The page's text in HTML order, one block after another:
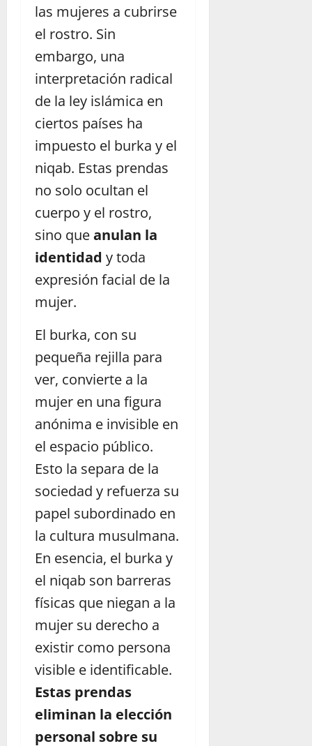
las mujeres a cubrirse
el rostro. Sin
embargo, una
interpretación radical
de la ley islámica en
ciertos países ha
impuesto el burka y el
niqab. Estas prendas
no solo ocultan el
cuerpo y el rostro,
sino queanulan la
identidad y toda
expresión facial de la
mujer.
El burka, con su
pequeña rejilla para
ver, convierte a la
mujer en una figura
anónima e invisible en
el espacio público.
Esto la separa de la
sociedad y refuerza su
papel subordinado en
la cultura musulmana.
En esencia, el burka y
el niqab son barreras
físicas que niegan a la
mujer su derecho a
existir como persona
visible e identificable.
Estas prendas
eliminan la elección
personal sobre su